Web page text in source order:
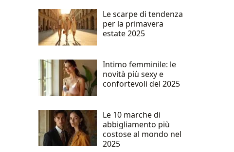
Le scarpe di tendenza
per la primavera
estate 2025
Intimo femminile: le
novità più sexy e
confortevoli del 2025
Le 10 marche di
abbigliamento più
costose al mondo nel
2025